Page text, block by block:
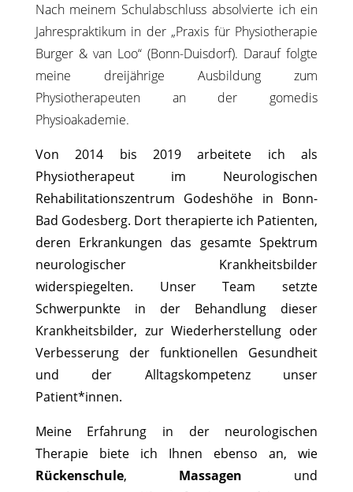
Nach meinem Schulabschluss absolvierte ich ein
Jahrespraktikum in der „Praxis für Physiotherapie
Burger & van Loo“ (Bonn-Duisdorf). Darauf folgte
meine dreijährige Ausbildung zum
Physiotherapeuten an der gomedis
Physioakademie.
Von 2014 bis 2019 arbeitete ich als
Physiotherapeut im Neurologischen
Rehabilitationszentrum Godeshöhe in Bonn-
Bad Godesberg. Dort therapierte ich Patienten,
deren Erkrankungen das gesamte Spektrum
neurologischer Krankheitsbilder
widerspiegelten. Unser Team setzte
Schwerpunkte in der Behandlung dieser
Krankheitsbilder, zur Wiederherstellung oder
Verbesserung der funktionellen Gesundheit
und der Alltagskompetenz unser
Patient*innen.
Meine Erfahrung in der neurologischen
Therapie biete ich Ihnen ebenso an, wie
Rückenschule, Massagen und